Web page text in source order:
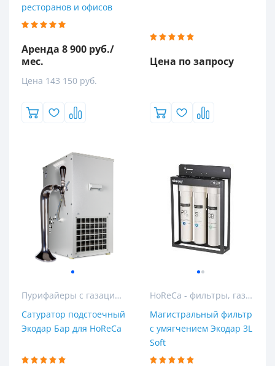
Ширина
Длина
Популярность
5
Жесткость
15
ресторанов и офисов
Аренда 8 900 руб./
мес.
Цена 143 150 руб.
Цена по запросу
Пурифайеры с газацией
Сатуратор подстоечный
Экодар Бар для HoReCa
HoReCa - фильтры, газация и розлив воды для гостиниц, ресторанов и кафе
Магистральный фильтр
с умягчением Экодар 3L
Soft